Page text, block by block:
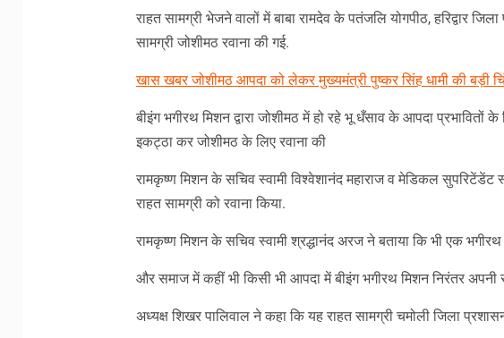
राहत सामग्री भेजने वालों में बाबा रामदेव के पतंजलि योगपीठ, हरिद्वार
सामग्री जोशीमठ रवाना की गई.
खास खबर जोशीमठ आपदा को लेकर मुख्यमंत्री पुष्कर सिंह धामी की बड़ी
बीइंग भगीरथ मिशन द्वारा जोशीमठ में हो रहे भू धँसाव के आपदा प्रभावितों के
इकट्ठा कर जोशीमठ के लिए रवाना की
रामकृष्ण मिशन के सचिव स्वामी विश्वेशानंद महाराज व मेडिकल सुपरिटेंडेंट
राहत सामग्री को रवाना किया.
रामकृष्ण मिशन के सचिव स्वामी श्रद्धानंद अरज ने बताया कि भी एक
और समाज में कहीं भी किसी भी आपदा में बीइंग भगीरथ मिशन निरंतर अपनी
अध्यक्ष शिखर पालिवाल ने कहा कि यह राहत सामग्री चमोली जिला